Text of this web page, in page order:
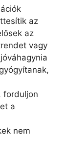
az
az
vagy
forduljon
a
nem